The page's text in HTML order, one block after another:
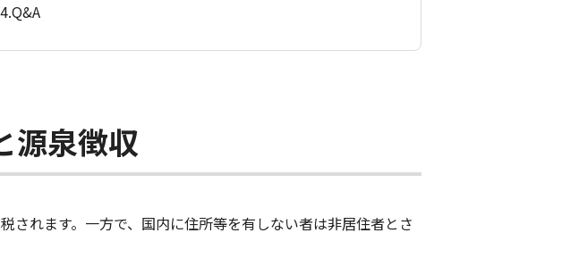
4.Q&A
源泉徴収
れます。一方で、国内に住所等を有しない者は非居住者とさ